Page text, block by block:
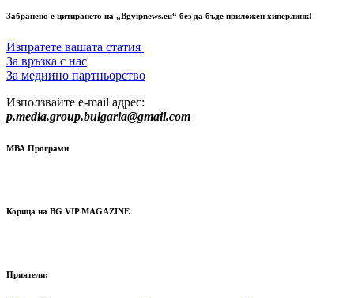
Забранено е цитирането на „Bgvipnews.eu“ без да бъде приложен хиперлинк!
Изпратете вашата статия
За връзка с нас
За медиино партньорство
Използвайте e-mail адрес:
p.media.group.bulgaria@gmail.com
МВА Програми
Корица на BG VIP MAGAZINE
Приятели: